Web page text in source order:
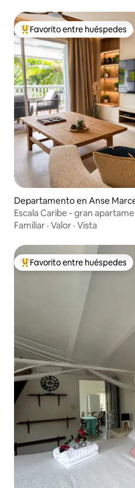
De los mejores en Favorito
Favorito entre huéspedes
Departamento en Anse
Escala Caribe - gran
Familiar · Valor · Vista
De los mejores en Favorito
Favorito entre huéspedes